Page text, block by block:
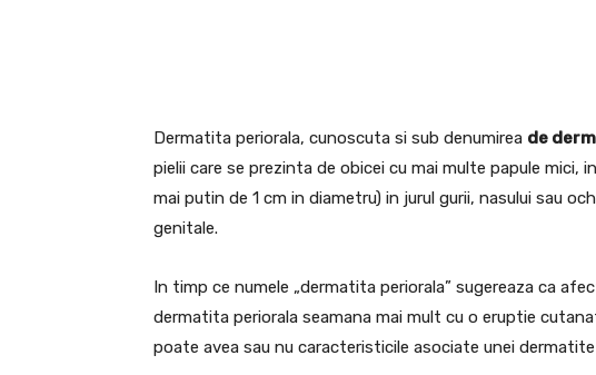
Dermatita periorala, cunoscuta si sub denumirea de
pielii care se prezinta de obicei cu mai multe papule mici,
mai putin de 1 cm in diametru) in jurul gurii, nasului sau
genitale.
In timp ce numele „dermatita periorala” sugereaza ca
dermatita periorala seamana mai mult cu o eruptie
poate avea sau nu caracteristicile asociate unei